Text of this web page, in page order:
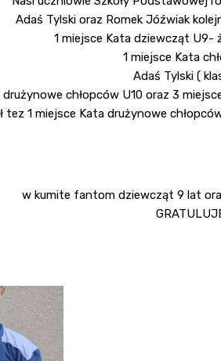
Adaś Tylski oraz Romek Jóźwiak
1 miejsce Kata dziewcząt U9-
1 miejsce Kata
Adaś Tylski (
drużynowe chłopców U10 oraz 3
tez 1 miejsce Kata drużynowe
w kumite fantom dziewcząt 9 lat